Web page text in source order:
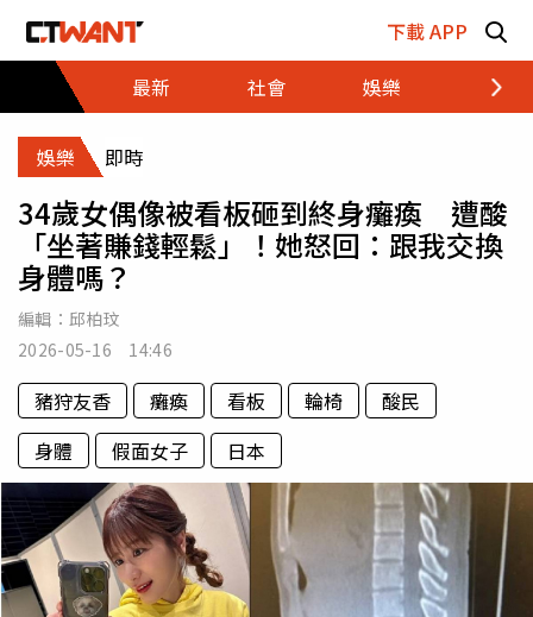
下載 APP
最新
社會 娛樂 財經
娛樂 即時
34歲女偶像被看板砸到終身癱瘓 遭酸
「坐著賺錢輕鬆」！她怒回：跟我交換
身體嗎？
編輯： 邱柏玟
2026-05-16 14:46
豬狩友香 癱瘓 看板 輪椅
酸民
身體
假面女子 日本